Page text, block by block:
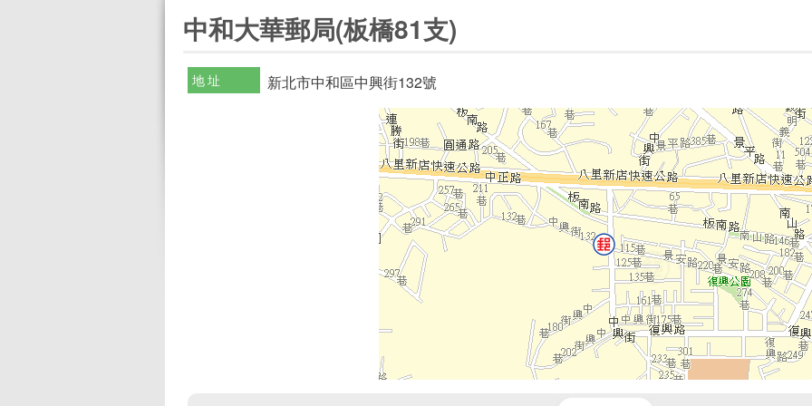
中和大華郵局(板橋81支)
地址 新北市中和區中興街132號